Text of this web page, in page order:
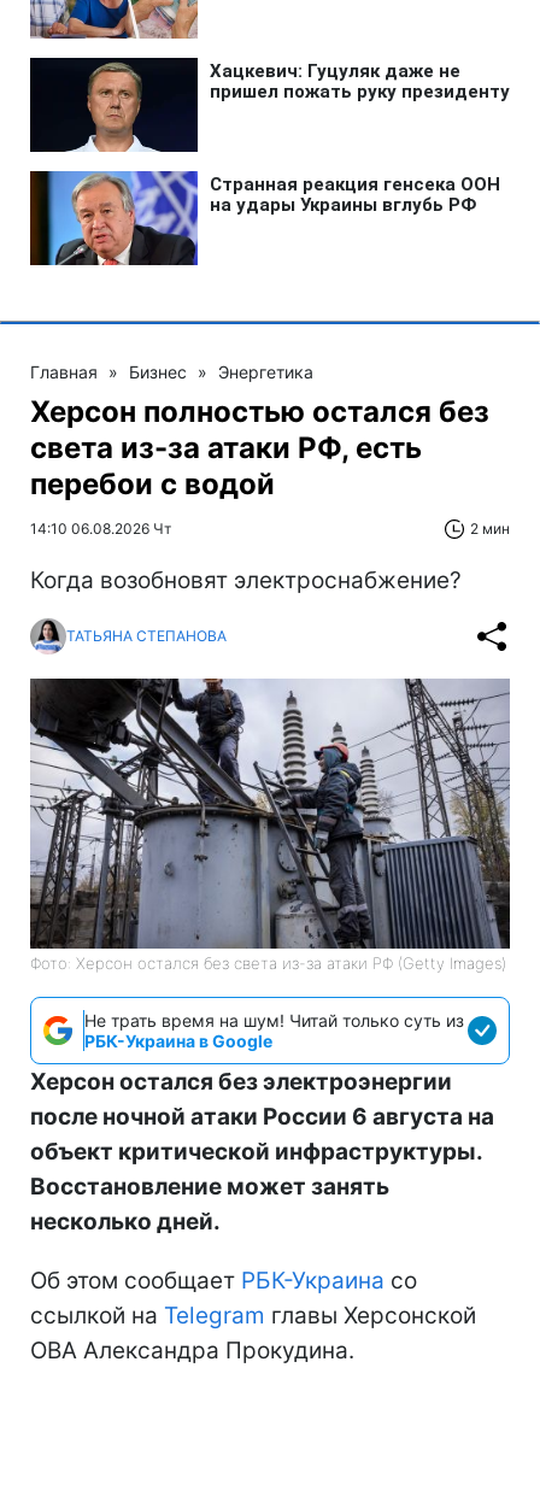
Главная » Бизнес » Энергетика
Херсон полностью остался без
света из-за атаки РФ, есть
перебои с водой
14:10 06.08.2026 Чт 2 мин
Когда возобновят электроснабжение?
ТАТЬЯНА СТЕПАНОВА
Фото: Херсон остался без света из-за атаки РФ (Getty Images)
Не трать время на шум! Читай только суть из
РБК-Украина в Google
Херсон остался без электроэнергии
после ночной атаки России 6 августа на
объект критической инфраструктуры.
Восстановление может занять
несколько дней.
Об этом сообщает РБК-Украина со
ссылкой на Telegram главы Херсонской
ОВА Александра Прокудина.